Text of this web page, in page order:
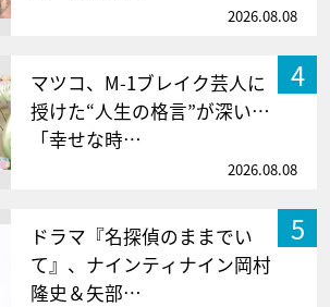
2026.08.08
4
マツコ、M-1ブレイク芸人に
授けた“人生の格言”が深い…
「幸せな時…
2026.08.08
5
ドラマ『名探偵のままでい
て』、ナインティナイン岡村
隆史＆矢部…